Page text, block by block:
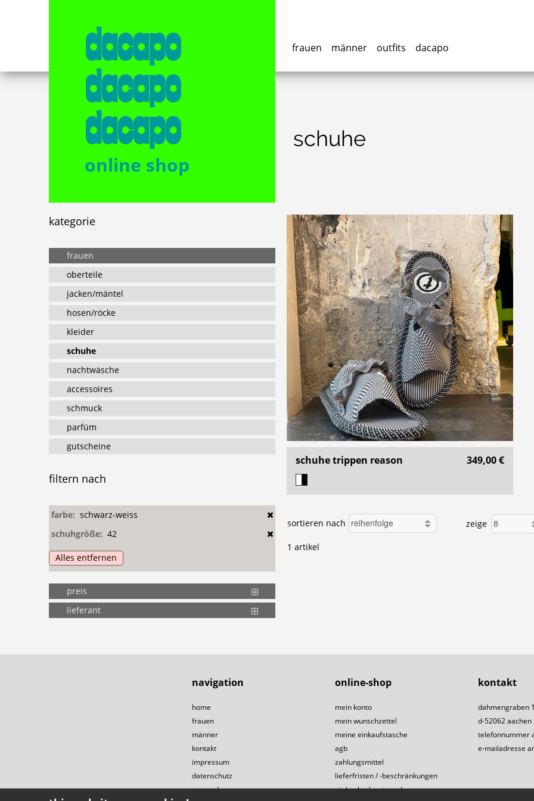
dacapo
dacapo
dacapo
online shop
frauen männer outfits dacapo
kategorie
frauen
oberteile
jacken/mäntel
hosen/röcke
kleider
schuhe
nachtwäsche
accessoires
schmuck
parfüm
gutscheine
filtern nach
farbe: schwarz-weiss
schuhgröße: 42
Alles entfernen
preis
lieferant
schuhe
schuhe trippen reason 349,00 €
sortieren nach zeige
1 artikel
navigation
home
frauen
männer
kontakt
impressum
datenschutz
versand
online-shop
mein konto
mein wunschzettel
meine einkaufstasche
agb
zahlungsmittel
lieferfristen / -beschränkungen
rückgabe / umtausch
kontakt
dahmengraben 1
d-52062 aachen
telefonnummer
e-mailadresse